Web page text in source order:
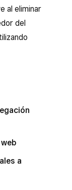
al eliminar
del
a